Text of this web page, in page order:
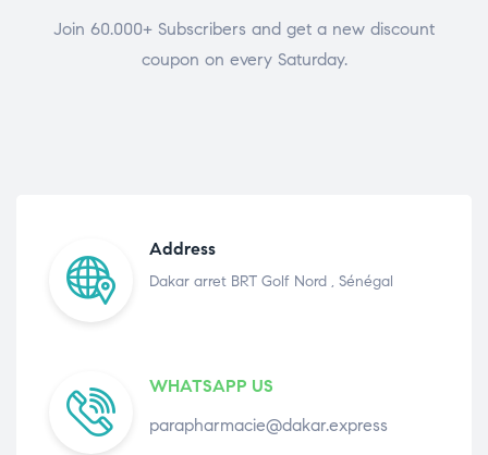
Join 60.000+ Subscribers and get a new discount
coupon on every Saturday.
Address
Dakar arret BRT Golf Nord , Sénégal
WHATSAPP US
parapharmacie@dakar.express